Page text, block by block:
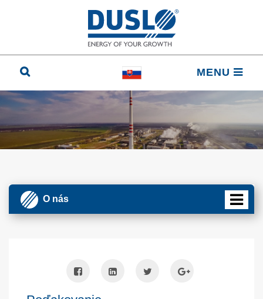
MENU
O nás